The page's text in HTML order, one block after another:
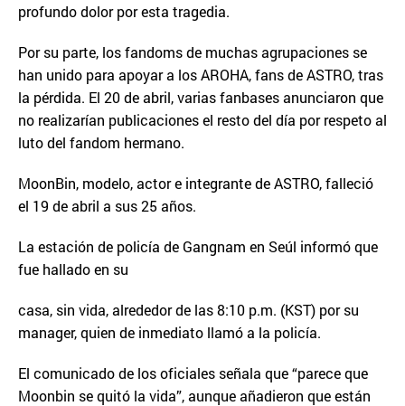
profundo dolor por esta tragedia.
Por su parte, los fandoms de muchas agrupaciones se
han unido para apoyar a los AROHA, fans de ASTRO, tras
la pérdida. El 20 de abril, varias fanbases anunciaron que
no realizarían publicaciones el resto del día por respeto al
luto del fandom hermano.
MoonBin, modelo, actor e integrante de ASTRO, falleció
el 19 de abril a sus 25 años.
La estación de policía de Gangnam en Seúl informó que
fue hallado en su
casa, sin vida, alrededor de las 8:10 p.m. (KST) por su
manager, quien de inmediato llamó a la policía.
El comunicado de los oficiales señala que “parece que
Moonbin se quitó la vida”, aunque añadieron que están